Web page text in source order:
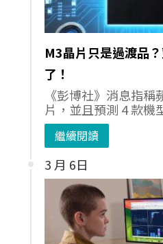
M3晶片只是過渡品
了！
《彭博社》消息指
片，並且預測 4 款機
繼續閱讀
3 月 6日